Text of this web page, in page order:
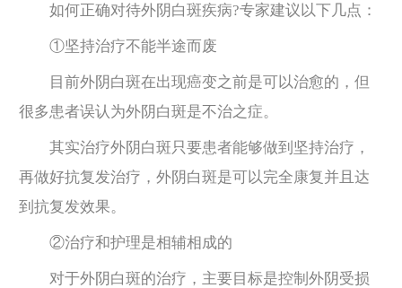
如何正确对待外阴白斑疾病?专家建议以下几点：
①坚持治疗不能半途而废
目前外阴白斑在出现癌变之前是可以治愈的，但
很多患者误认为外阴白斑是不治之症。
其实治疗外阴白斑只要患者能够做到坚持治疗，
再做好抗复发治疗，外阴白斑是可以完全康复并且达
到抗复发效果。
②治疗和护理是相辅相成的
对于外阴白斑的治疗，主要目标是控制外阴受损